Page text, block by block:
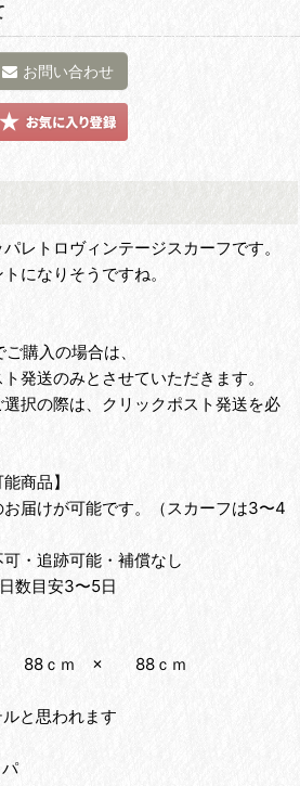
お問い合わせ
レトロヴィンテージスカーフです。
になりそうですね。
購入の場合は、
発送のみとさせていただきます。
選択の際は、クリックポスト発送を必
商品】
お届けが可能です。（スカーフは3〜4
・追跡可能・補償なし
数目安3〜5日
88ｃｍ × 88ｃｍ
思われます